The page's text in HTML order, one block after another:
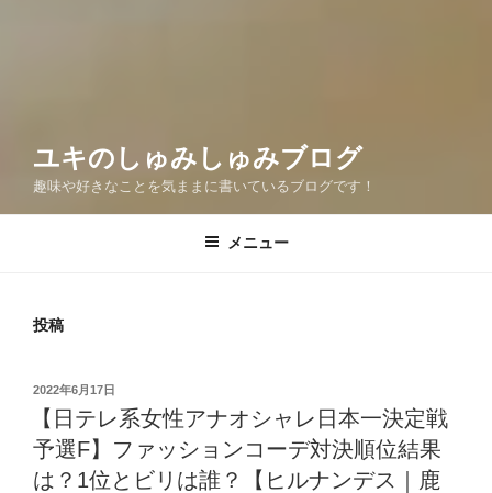
ユキのしゅみしゅみブログ
趣味や好きなことを気ままに書いているブログです！
メニュー
投稿
投
日:
2022年6月17日
【日テレ系女性アナオシャレ日本一決定戦
予選F】ファッションコーデ対決順位結果
は？1位とビリは誰？【ヒルナンデス｜鹿